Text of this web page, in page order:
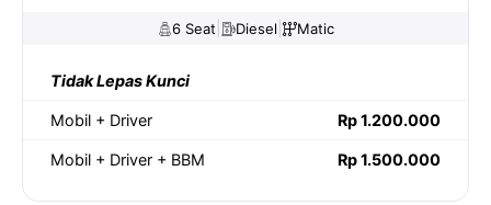
6 Seat Diesel Matic
Tidak Lepas Kunci
Mobil + Driver Rp 1.200.000
Mobil + Driver + BBM Rp 1.500.000